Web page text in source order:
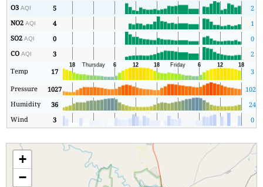
O3AQI 5
2
NO2AQI 4
1
SO2AQI 0
0
COAQI 3
2
Temp
17
3
Pressure
1027 1024
Humidity
36
24
Wind
3 0
+
−